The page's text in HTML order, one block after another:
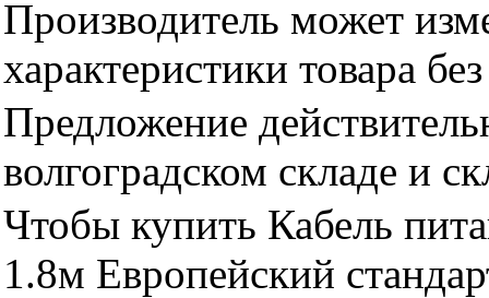
Производитель может
характеристики товара
Предложение
волгоградском складе и
Чтобы купить Кабель
1.8м Европейский